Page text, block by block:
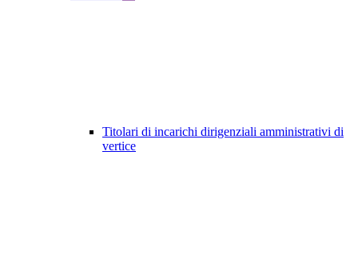
Titolari di incarichi dirigenziali amministrativi di
vertice